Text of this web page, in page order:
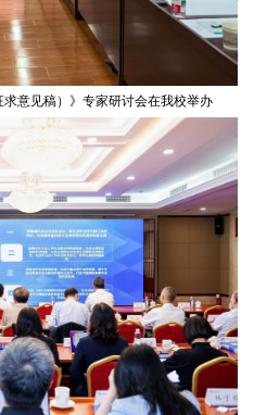
求意见稿）》专家研讨会在我校举办